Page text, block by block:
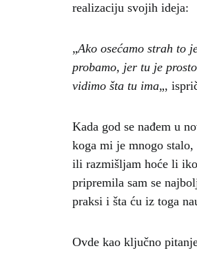
realizaciju svojih ideja:
„Ako osećamo strah to
probamo, jer tu je
vidimo šta tu ima„,
Kada god se nađem u
koga mi je mnogo
ili razmišljam hoće li
pripremila sam se
praksi i šta ću iz toga
Ovde kao ključno